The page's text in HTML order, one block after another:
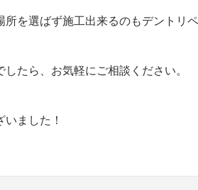
を選ばず施工出来るのもデントリペ
たら、お気軽にご相談ください。
ました！